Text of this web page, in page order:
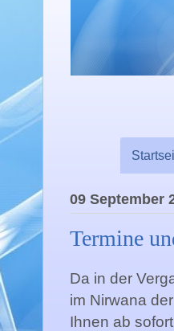
09 September
Termine
Da in der
im Nirwana
Ihnen ab